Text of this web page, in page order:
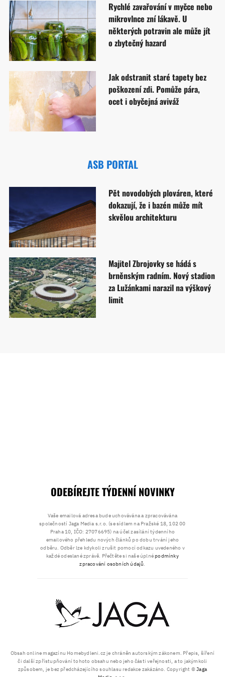
Rychlé zavařování v myčce nebo
mikrovlnce zní lákavě. U
některých potravin ale může jít
o zbytečný hazard
Jak odstranit staré tapety bez
poškození zdi. Pomůže pára,
ocet i obyčejná aviváž
ASB PORTAL
Pět novodobých plováren, které
dokazují, že i bazén může mít
skvělou architekturu
Majitel Zbrojovky se hádá s
brněnským radním. Nový stadion
za Lužánkami narazil na výškový
limit
Obsah online magazínu Homebydleni.cz je chráněn autorským zákonem. Přepis, šíření
či další zpřístupňování tohoto obsahu nebo jeho části veřejnosti, a to jakýmkoli
způsobem, je bez předcházejícího souhlasu redakce zakázáno. Copyright ©Jaga
ODEBÍREJTE TÝDENNÍ NOVINKY
Vaše emailová adresa bude uchovávána a zpracovávána
společností Jaga Media s.r.o. (se sídlem na Pražské 18, 102 00
Praha 10, IČO: 27076695) na účel zasílání týdenního
emailového přehledu nových článků po dobu trvání jeho
odběru. Odběr lze kdykoli zrušit pomocí odkazu uvedeného v
každé odeslané zprávě. Přečtěte si naše úplnépodmínky
zpracování osobních údajů.